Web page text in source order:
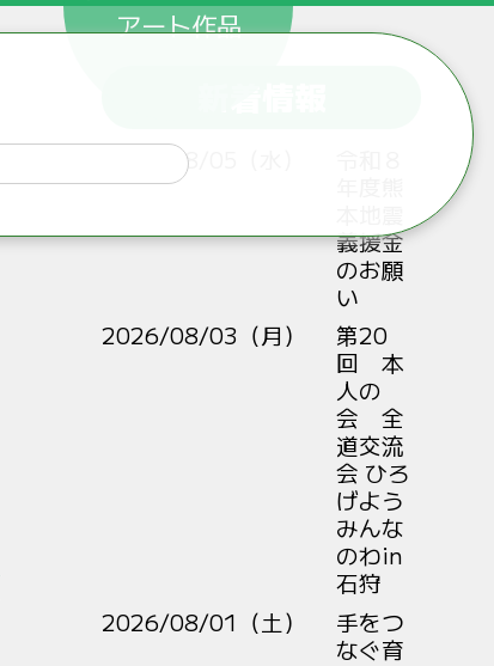
アート作品
2026/08/05（水）
義援金
のお願
い
2026/08/03（月）
第20
回 本
人の
会 全
道交流
会 ひろ
げよう
みんな
のわin
石狩
2026/08/01（土）
手をつ
なぐ育